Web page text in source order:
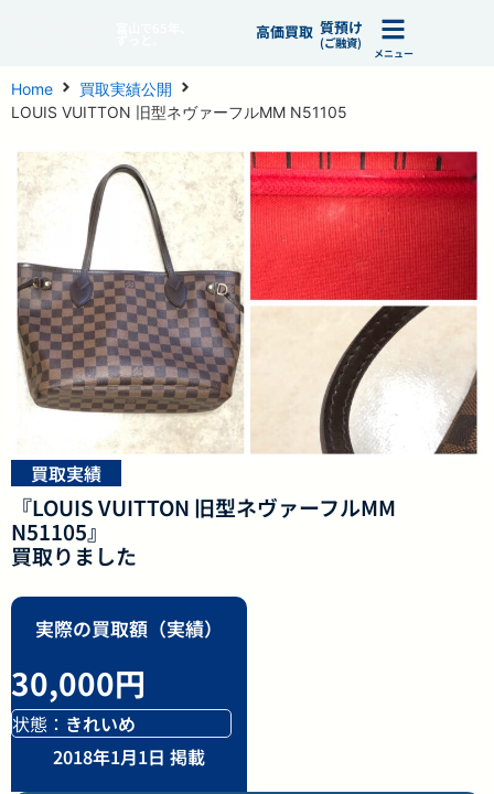
高価買取 質預け
(ご融資)
メニュー
Home
買取実績公開
LOUIS VUITTON 旧型ネヴァーフルMM N51105
買取実績
『LOUIS VUITTON 旧型ネヴァーフルMM
N51105』
買取りました
実際の買取額（実績）
30,000円
状態： きれいめ
2018年1月1日 掲載